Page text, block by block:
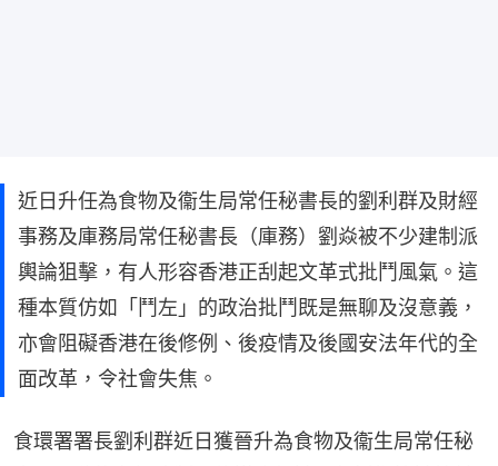
近日升任為食物及衞生局常任秘書長的劉利群及財經
事務及庫務局常任秘書長（庫務）劉焱被不少建制派
輿論狙擊，有人形容香港正刮起文革式批鬥風氣。這
種本質仿如「鬥左」的政治批鬥既是無聊及沒意義，
亦會阻礙香港在後修例、後疫情及後國安法年代的全
面改革，令社會失焦。
食環署署長劉利群近日獲晉升為食物及衞生局常任秘